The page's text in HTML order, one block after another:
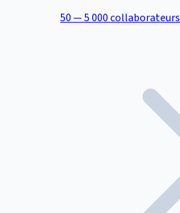
50 — 5 000 collaborateurs